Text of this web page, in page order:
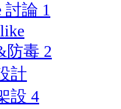
討論 1
防毒 2
計
設 4